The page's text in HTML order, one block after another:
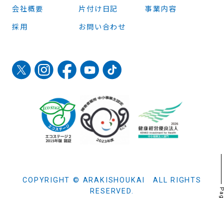
会社概要 片付け日記 事業内容
採用 お問い合わせ
COPYRIGHT © ARAKISHOUKAI ALL RIGHTS
RESERVED.